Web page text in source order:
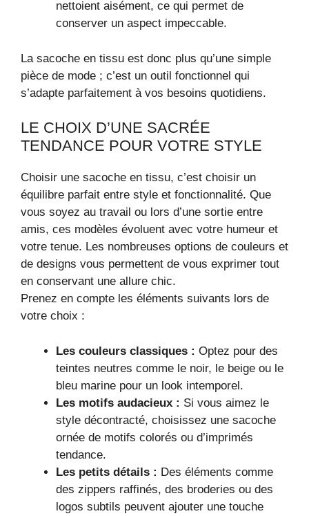
nettoient aisément, ce qui permet de
conserver un aspect impeccable.
La sacoche en tissu est donc plus qu’une simple
pièce de mode ; c’est un outil fonctionnel qui
s’adapte parfaitement à vos besoins quotidiens.
LE CHOIX D’UNE SACRÉE
TENDANCE POUR VOTRE STYLE
Choisir une sacoche en tissu, c’est choisir un
équilibre parfait entre style et fonctionnalité. Que
vous soyez au travail ou lors d’une sortie entre
amis, ces modèles évoluent avec votre humeur et
votre tenue. Les nombreuses options de couleurs et
de designs vous permettent de vous exprimer tout
en conservant une allure chic.
Prenez en compte les éléments suivants lors de
votre choix :
Les couleurs classiques : Optez pour des
teintes neutres comme le noir, le beige ou le
bleu marine pour un look intemporel.
Les motifs audacieux : Si vous aimez le
style décontracté, choisissez une sacoche
ornée de motifs colorés ou d’imprimés
tendance.
Les petits détails : Des éléments comme
des zippers raffinés, des broderies ou des
logos subtils peuvent ajouter une touche